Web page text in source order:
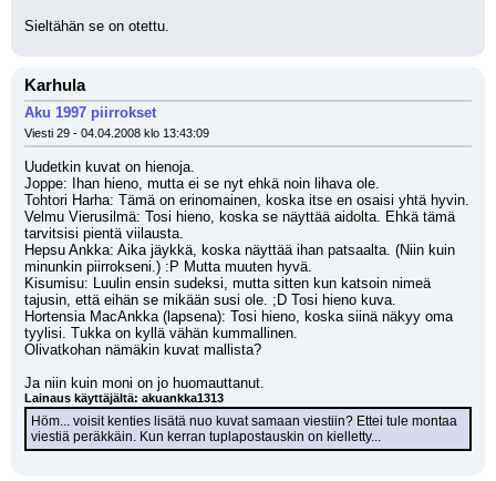
Sieltähän se on otettu.
Karhula
Aku 1997 piirrokset
Viesti 29 - 04.04.2008 klo 13:43:09
Uudetkin kuvat on hienoja.
Joppe: Ihan hieno, mutta ei se nyt ehkä noin lihava ole.
Tohtori Harha: Tämä on erinomainen, koska itse en osaisi yhtä hyvin.
Velmu Vierusilmä: Tosi hieno, koska se näyttää aidolta. Ehkä tämä
tarvitsisi pientä viilausta.
Hepsu Ankka: Aika jäykkä, koska näyttää ihan patsaalta. (Niin kuin
minunkin piirrokseni.) :P Mutta muuten hyvä.
Kisumisu: Luulin ensin sudeksi, mutta sitten kun katsoin nimeä
tajusin, että eihän se mikään susi ole. ;D Tosi hieno kuva.
Hortensia MacAnkka (lapsena): Tosi hieno, koska siinä näkyy oma
tyylisi. Tukka on kyllä vähän kummallinen.
Olivatkohan nämäkin kuvat mallista?
Ja niin kuin moni on jo huomauttanut.
Lainaus käyttäjältä: akuankka1313
Höm... voisit kenties lisätä nuo kuvat samaan viestiin? Ettei tule montaa
viestiä peräkkäin. Kun kerran tuplapostauskin on kielletty...